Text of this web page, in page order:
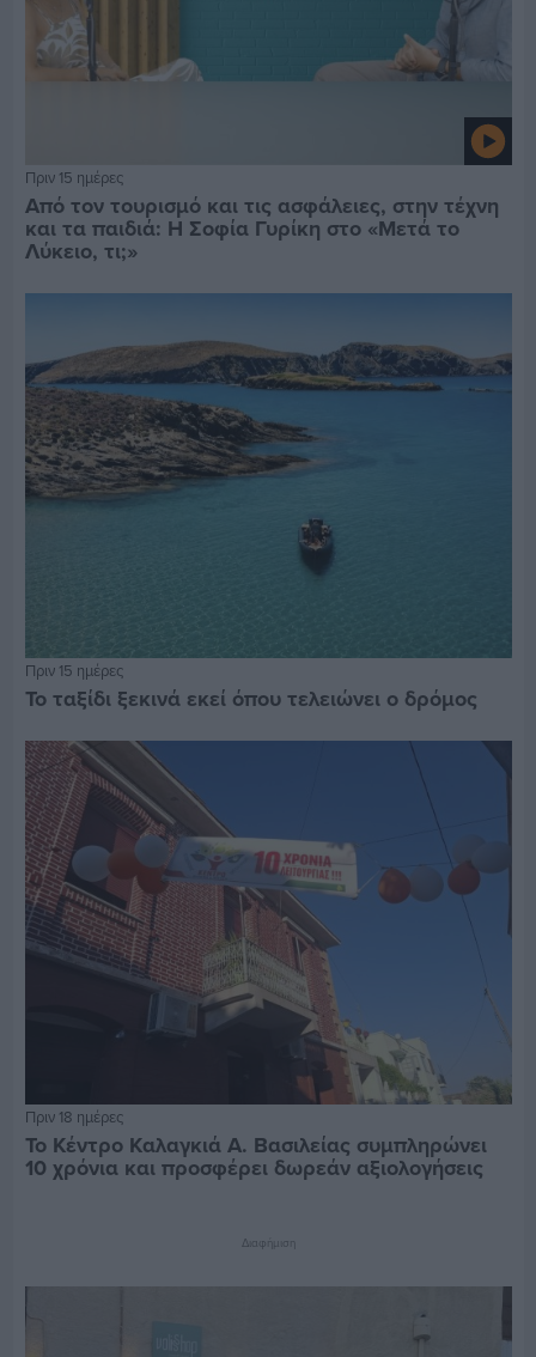
Πριν 15 ημέρες
Από τον τουρισμό και τις ασφάλειες, στην τέχνη
και τα παιδιά: Η Σοφία Γυρίκη στο «Μετά το
Λύκειο, τι;»
Πριν 15 ημέρες
Το ταξίδι ξεκινά εκεί όπου τελειώνει ο δρόμος
Πριν 18 ημέρες
Το Κέντρο Καλαγκιά Α. Βασιλείας συμπληρώνει
10 χρόνια και προσφέρει δωρεάν αξιολογήσεις
Διαφήμιση